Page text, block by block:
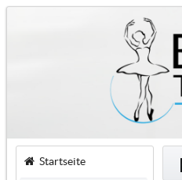
Startseite